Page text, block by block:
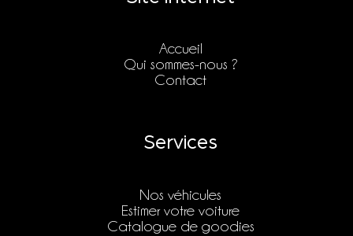
Accueil
Qui sommes-nous ?
Contact
Services
Nos véhicules
Estimer votre voiture
Catalogue de goodies